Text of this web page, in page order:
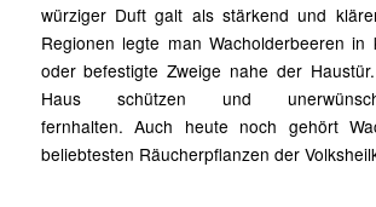
würziger Duft galt als stärkend und
Regionen legte man Wacholderbeeren in
oder befestigte Zweige nahe der
Haus schützen und
fernhalten. Auch heute noch gehört
beliebtesten Räucherpflanzen der